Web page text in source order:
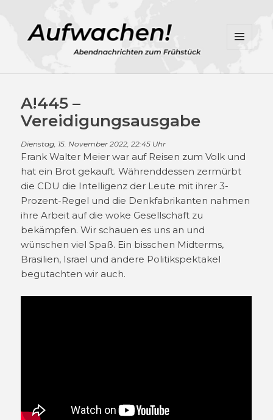
WIDGETS
A!445 –
Vereidigungsausgabe
Dienstag, 15. November 2022, 22:45 Uhr
Frank Walter Meier war auf Reisen zum Volk und
hat ein Brot gekauft. Währenddessen zermürbt
die CDU die Intelligenz der Leute mit ihrer 3-
Prozent-Regel und die Denkfabrikanten nahmen
ihre Arbeit auf die woke Gesellschaft zu
bekämpfen. Wir schauen es uns an und
wünschen viel Spaß. Ein bisschen Midterms,
Brasilien, Israel und andere Politikspektakel
begutachten wir auch.